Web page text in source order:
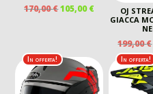
170,00€IL
170,00 €.
105,00€IL
PREZZO
105,00 €.
OJ
GIACCA
199,00€
In offerta! In offerta!